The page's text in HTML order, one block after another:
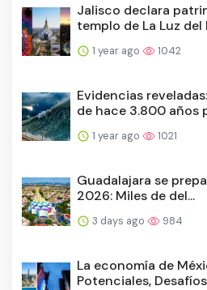
Jalisco declara
templo de La Luz del
1 year ago 1042
Evidencias
de hace 3.800 años
1 year ago 1021
Guadalajara se
2026: Miles de del...
3 days ago 984
La economía de
Potenciales,